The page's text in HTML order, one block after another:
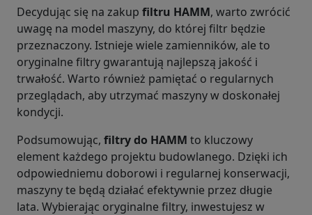
Decydując się na zakup filtru HAMM, warto zwrócić
uwagę na model maszyny, do której filtr będzie
przeznaczony. Istnieje wiele zamienników, ale to
oryginalne filtry gwarantują najlepszą jakość i
trwałość. Warto również pamiętać o regularnych
przeglądach, aby utrzymać maszyny w doskonałej
kondycji.
Podsumowując, filtry do HAMM to kluczowy
element każdego projektu budowlanego. Dzięki ich
odpowiedniemu doborowi i regularnej konserwacji,
maszyny te będą działać efektywnie przez długie
lata. Wybierając oryginalne filtry, inwestujesz w